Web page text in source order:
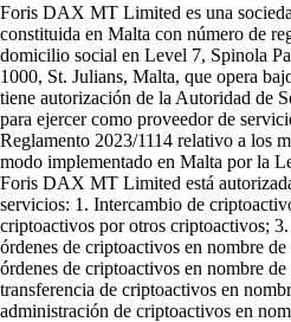
Foris DAX MT Limited es una
constituida en Malta con número de
domicilio social en Level 7, Spinola
1000, St. Julians, Malta, que opera
tiene autorización de la Autoridad de
para ejercer como proveedor de
Reglamento 2023/1114 relativo a los
modo implementado en Malta por la
Foris DAX MT Limited está
servicios: 1. Intercambio de
criptoactivos por otros criptoactivos;
órdenes de criptoactivos en nombre
órdenes de criptoactivos en nombre
transferencia de criptoactivos en
administración de criptoactivos en